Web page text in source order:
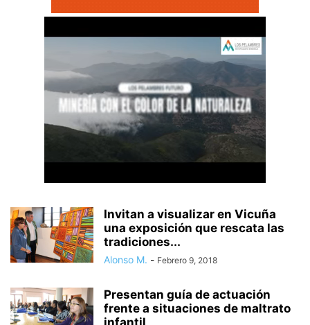
Invitan a visualizar en Vicuña
una exposición que rescata las
tradiciones...
Alonso M. - Febrero 9, 2018
Presentan guía de actuación
frente a situaciones de maltrato
infantil